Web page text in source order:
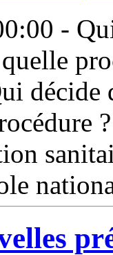
-
décide